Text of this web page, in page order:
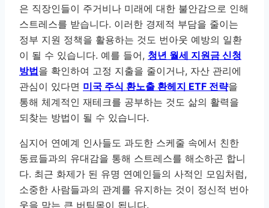
은 직장인들이 주거비나 미래에 대한 불안감으로 인해
스트레스를 받습니다. 이러한 경제적 부담을 줄이는
정부 지원 정책을 활용하는 것도 번아웃 예방의 일환
이 될 수 있습니다. 예를 들어, 청년 월세 지원금 신청
방법을 확인하여 고정 지출을 줄이거나, 자산 관리에
관심이 있다면 미국 주식 환노출 환헤지 ETF 전략을
통해 체계적인 재테크를 공부하는 것도 삶의 활력을
되찾는 방법이 될 수 있습니다.
심지어 연예계 인사들도 과도한 스케줄 속에서 친한
동료들과의 유대감을 통해 스트레스를 해소하곤 합니
다. 최근 화제가 된 유명 연예인들의 사적인 모임처럼,
소중한 사람들과의 관계를 유지하는 것이 정신적 번아
웃을 막는 큰 버팀목이 됩니다.